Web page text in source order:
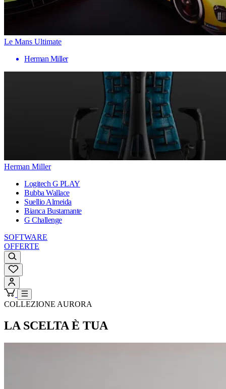
Le Mans Ultimate
Herman Miller
Herman Miller
Logitech G PLAY
Bubba Wallace
Suellio Almeida
Bianca Bustamante
G Challenge
SOFTWARE
OFFERTE
COLLEZIONE AURORA
LA SCELTA È TUA